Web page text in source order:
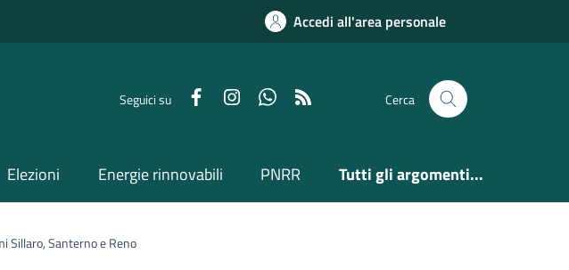
Accedi all'area personale
Seguici su FacebookInstagramWhatsapp Cerca
Elezioni Energie rinnovabili PNRR Tutti gli argomenti...
Sillaro, Santerno e Reno